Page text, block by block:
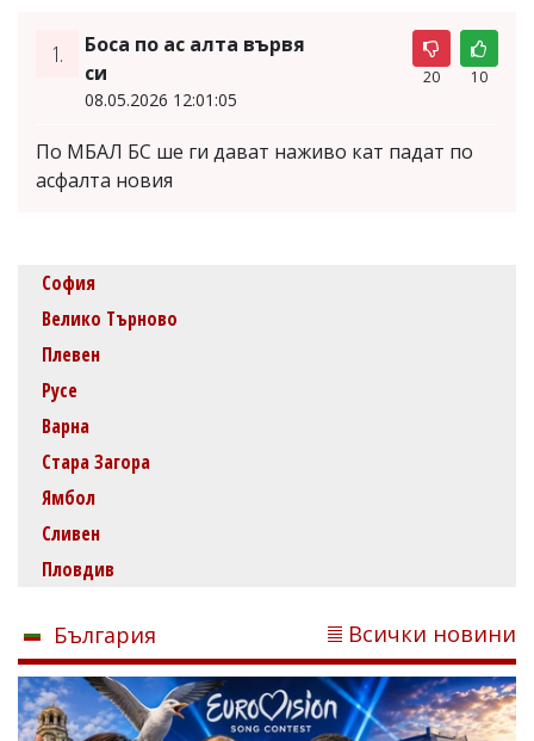
1.
Боса по ас алта вървя
си
08.05.2026 12:01:05
20 10
По МБАЛ БС ше ги дават наживо кат падат по
асфалта новия
София
Велико Търново
Плевен
Русе
Варна
Стара Загора
Ямбол
Сливен
Пловдив
България Всички новини